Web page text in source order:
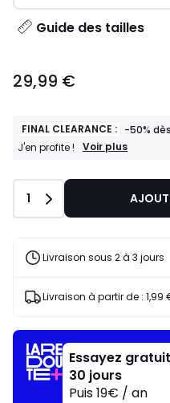
Guide des tailles
€.
29,99 €
FINAL CLEARANCE : -50%
J'en profite !
FINAL
articles
J'en
Voir plus
Quantité
1
Livraison sous 2 à 3 jours
Livraison à partir de : 1,99
Essayez
30 jours
Puis 19€ / an